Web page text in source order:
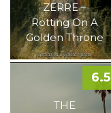
ZERRE –
Rotting On A
Golden Throne
THE
6.5